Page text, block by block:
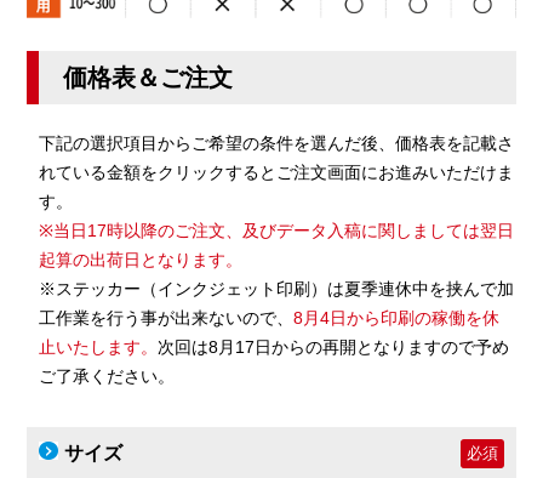
価格表＆ご注文
下記の選択項目からご希望の条件を選んだ後、価格表を記載さ
れている金額をクリックするとご注文画面にお進みいただけま
す。
※当日17時以降のご注文、及びデータ入稿に関しましては翌日
起算の出荷日となります。
※ステッカー（インクジェット印刷）は夏季連休中を挟んで加
工作業を行う事が出来ないので、8月4日から印刷の稼働を休
止いたします。 次回は8月17日からの再開となりますので予め
ご了承ください。
サイズ 必須